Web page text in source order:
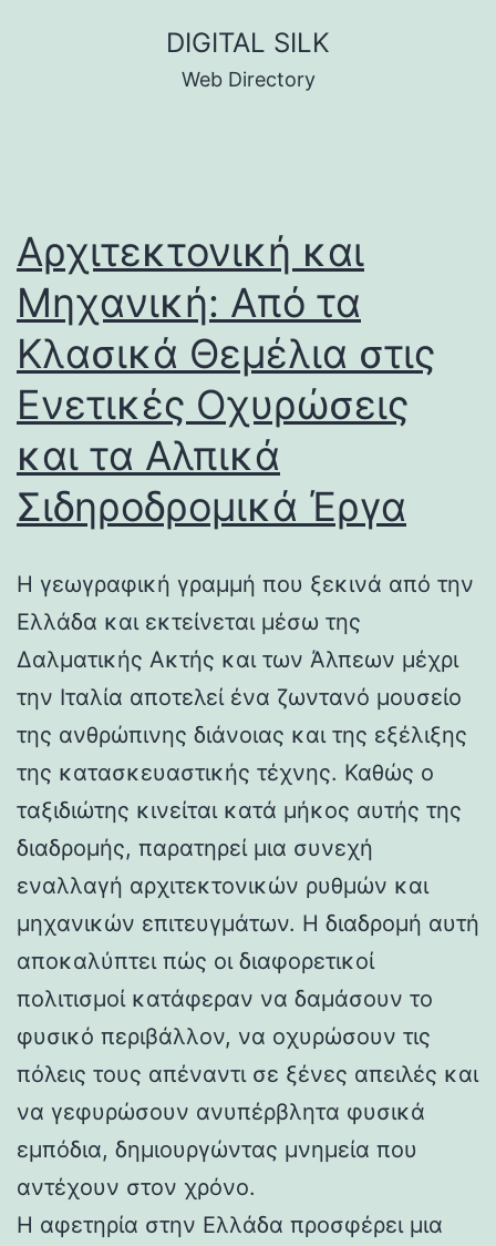
DIGITAL SILK
Web Directory
Αρχιτεκτονική και
Μηχανική: Από τα
Κλασικά Θεμέλια στις
Ενετικές Οχυρώσεις
και τα Αλπικά
Σιδηροδρομικά Έργα
Η γεωγραφική γραμμή που ξεκινά από την
Ελλάδα και εκτείνεται μέσω της
Δαλματικής Ακτής και των Άλπεων μέχρι
την Ιταλία αποτελεί ένα ζωντανό μουσείο
της ανθρώπινης διάνοιας και της εξέλιξης
της κατασκευαστικής τέχνης. Καθώς ο
ταξιδιώτης κινείται κατά μήκος αυτής της
διαδρομής, παρατηρεί μια συνεχή
εναλλαγή αρχιτεκτονικών ρυθμών και
μηχανικών επιτευγμάτων. Η διαδρομή αυτή
αποκαλύπτει πώς οι διαφορετικοί
πολιτισμοί κατάφεραν να δαμάσουν το
φυσικό περιβάλλον, να οχυρώσουν τις
πόλεις τους απέναντι σε ξένες απειλές και
να γεφυρώσουν ανυπέρβλητα φυσικά
εμπόδια, δημιουργώντας μνημεία που
αντέχουν στον χρόνο.
Η αφετηρία στην Ελλάδα προσφέρει μια